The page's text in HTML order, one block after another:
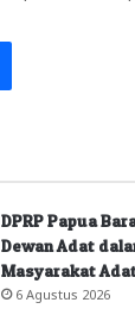
DPRP Papua
Dewan Adat
Masyarakat
6 Agustus 2026